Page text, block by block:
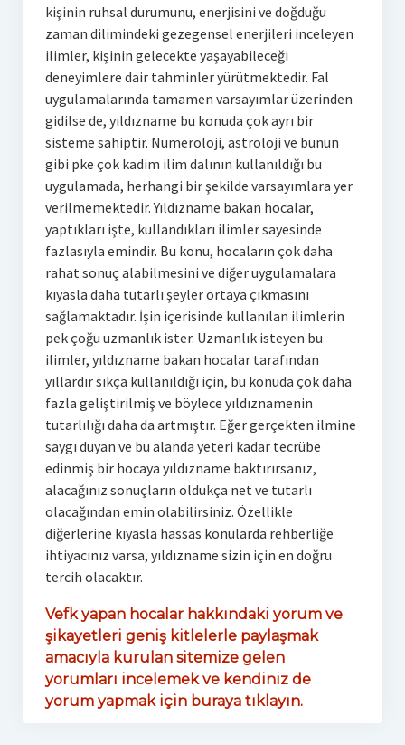
kişinin ruhsal durumunu, enerjisini ve doğduğu
zaman dilimindeki gezegensel enerjileri inceleyen
ilimler, kişinin gelecekte yaşayabileceği
deneyimlere dair tahminler yürütmektedir. Fal
uygulamalarında tamamen varsayımlar üzerinden
gidilse de, yıldızname bu konuda çok ayrı bir
sisteme sahiptir. Numeroloji, astroloji ve bunun
gibi pke çok kadim ilim dalının kullanıldığı bu
uygulamada, herhangi bir şekilde varsayımlara yer
verilmemektedir. Yıldızname bakan hocalar,
yaptıkları işte, kullandıkları ilimler sayesinde
fazlasıyla emindir. Bu konu, hocaların çok daha
rahat sonuç alabilmesini ve diğer uygulamalara
kıyasla daha tutarlı şeyler ortaya çıkmasını
sağlamaktadır. İşin içerisinde kullanılan ilimlerin
pek çoğu uzmanlık ister. Uzmanlık isteyen bu
ilimler, yıldızname bakan hocalar tarafından
yıllardır sıkça kullanıldığı için, bu konuda çok daha
fazla geliştirilmiş ve böylece yıldıznamenin
tutarlılığı daha da artmıştır. Eğer gerçekten ilmine
saygı duyan ve bu alanda yeteri kadar tecrübe
edinmiş bir hocaya yıldızname baktırırsanız,
alacağınız sonuçların oldukça net ve tutarlı
olacağından emin olabilirsiniz. Özellikle
diğerlerine kıyasla hassas konularda rehberliğe
ihtiyacınız varsa, yıldızname sizin için en doğru
tercih olacaktır.
Vefk yapan hocalar hakkındaki yorum ve
şikayetleri geniş kitlelerle paylaşmak
amacıyla kurulan sitemize gelen
yorumları incelemek ve kendiniz de
yorum yapmak için buraya tıklayın.